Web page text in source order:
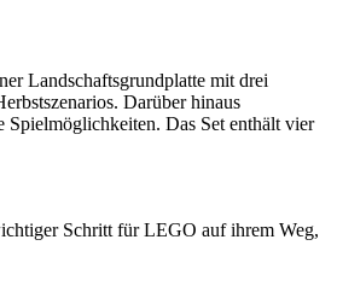
Landschaftsgrundplatte mit drei
Darüber hinaus
Spielmöglichkeiten. Das Set enthält vier
Schritt für LEGO auf ihrem Weg,